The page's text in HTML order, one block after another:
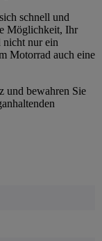
schnell und
Möglichkeit, Ihr
nicht nur ein
Motorrad auch eine
und bewahren Sie